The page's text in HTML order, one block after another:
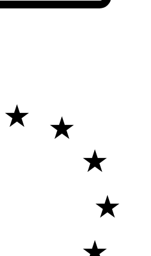
★
★
★
★